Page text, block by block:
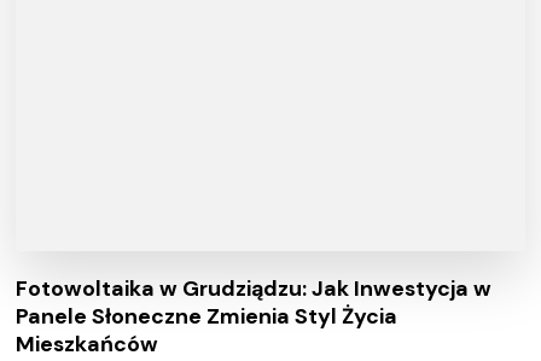
Fotowoltaika w Grudziądzu: Jak Inwestycja w
Panele Słoneczne Zmienia Styl Życia
Mieszkańców